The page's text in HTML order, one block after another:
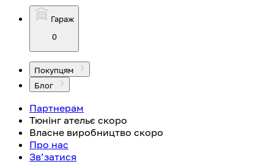
Гараж
0
Покупцям
Блог
Партнерам
Тюнінг ательє скоро
Власне виробництво скоро
Про нас
Зв’затися